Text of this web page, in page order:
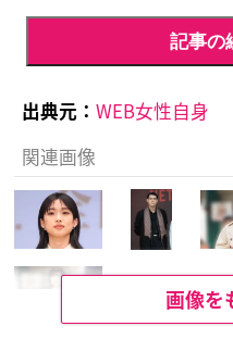
記事の
出典元： WEB女性自身
関連画像
画像を